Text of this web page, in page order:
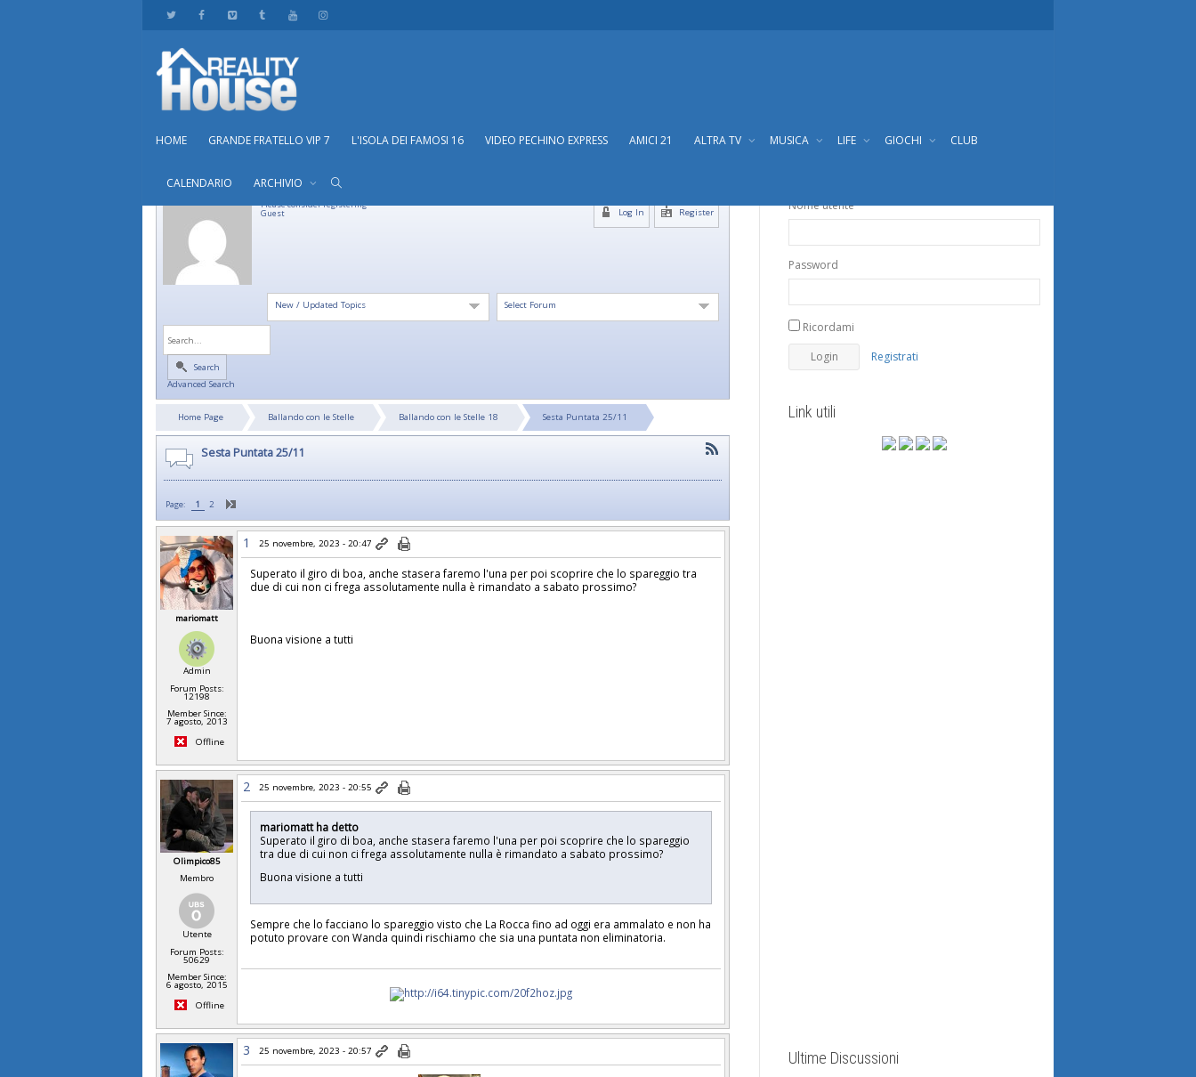
HOME GRANDE FRATELLO VIP 7 L'ISOLA DEI FAMOSI 16 VIDEO PECHINO EXPRESS AMICI 21 ALTRA TV MUSICA LIFE GIOCHI CLUB
CALENDARIO ARCHIVIO
Please consider registering
Guest Register
Log In
Select Forum
New / Updated Topics
Search
Advanced Search
Home Page Ballando con le Stelle Ballando con le Stelle 18 Sesta Puntata 25/11
Sesta Puntata 25/11
Page: 1 2
mariomatt
Admin
Forum Posts:
12198
Member Since:
7 agosto, 2013
Offline
1 25 novembre, 2023 - 20:47
Superato il giro di boa, anche stasera faremo l'una per poi scoprire che lo spareggio tra
due di cui non ci frega assolutamente nulla è rimandato a sabato prossimo?
Buona visione a tutti
Olimpico85
Membro
Utente
Forum Posts:
50629
Member Since:
6 agosto, 2015
Offline
2 25 novembre, 2023 - 20:55
mariomatt ha detto
Superato il giro di boa, anche stasera faremo l'una per poi scoprire che lo spareggio
tra due di cui non ci frega assolutamente nulla è rimandato a sabato prossimo?
Buona visione a tutti
Sempre che lo facciano lo spareggio visto che La Rocca fino ad oggi era ammalato e non ha
potuto provare con Wanda quindi rischiamo che sia una puntata non eliminatoria.
3 25 novembre, 2023 - 20:57
Nome utente
Password
Ricordami
Registrati
Link utili
Ultime Discussioni